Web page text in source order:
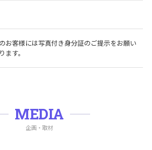
お客様には写真付き身分証のご提示をお願い
ます。
MEDIA
企画・取材